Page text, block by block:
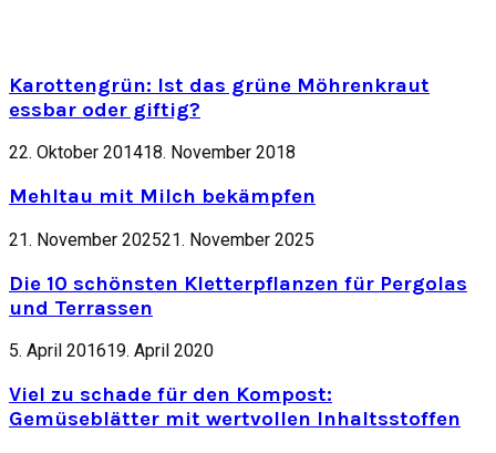
Karottengrün: Ist das grüne Möhrenkraut
essbar oder giftig?
22. Oktober 201418. November 2018
Mehltau mit Milch bekämpfen
21. November 202521. November 2025
Die 10 schönsten Kletterpflanzen für Pergolas
und Terrassen
5. April 201619. April 2020
Viel zu schade für den Kompost:
Gemüseblätter mit wertvollen Inhaltsstoffen